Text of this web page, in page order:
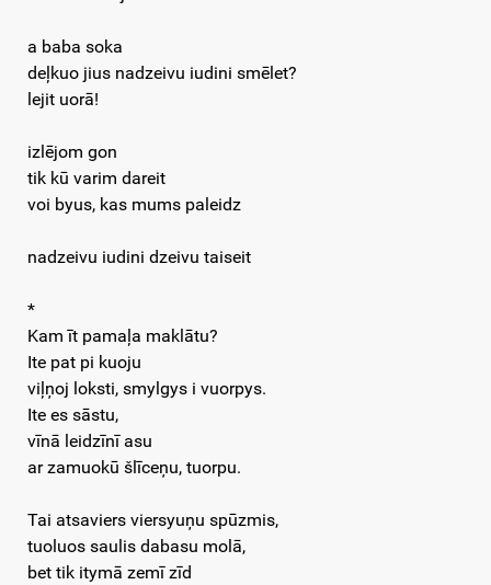
a baba soka
deļkuo jius nadzeivu iudini smēlet?
lejit uorā!
izlējom gon
tik kū varim dareit
voi byus, kas mums paleidz
nadzeivu iudini dzeivu taiseit
*
Kam īt pamaļa maklātu?
Ite pat pi kuoju
viļņoj loksti, smylgys i vuorpys.
Ite es sāstu,
vīnā leidzīnī asu
ar zamuokū šlīceņu, tuorpu.
Tai atsaviers viersyuņu spūzmis,
tuoluos saulis dabasu molā,
bet tik itymā zemī zīd